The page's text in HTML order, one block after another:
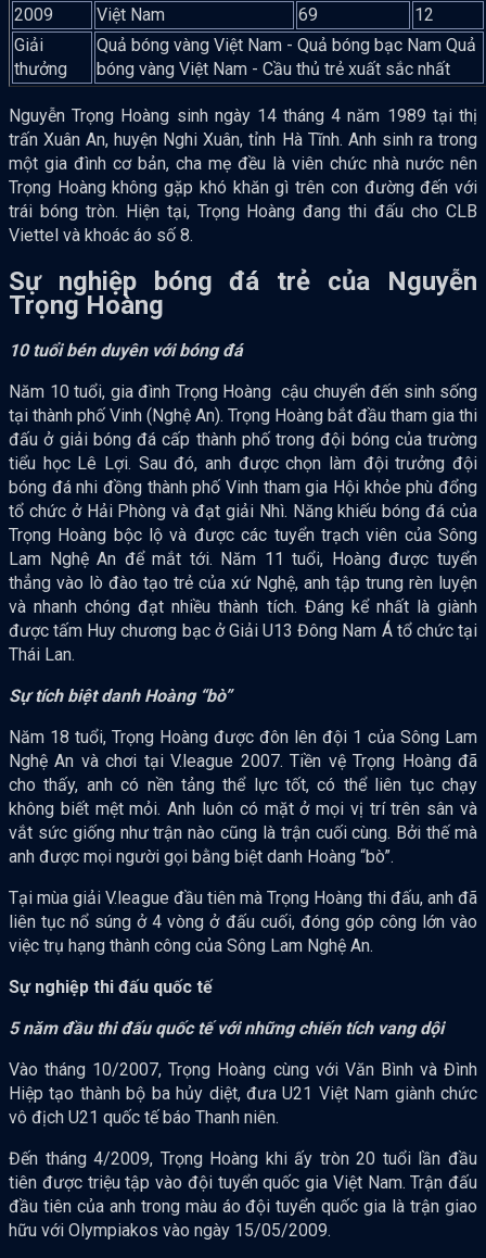
2009
Việt Nam 69
12
Giải
thưởng
Quả bóng vàng Việt Nam - Quả bóng bạc Nam Quả
bóng vàng Việt Nam - Cầu thủ trẻ xuất sắc nhất
Nguyễn Trọng Hoàng sinh ngày 14 tháng 4 năm 1989 tại thị
trấn Xuân An, huyện Nghi Xuân, tỉnh Hà Tĩnh. Anh sinh ra trong
một gia đình cơ bản, cha mẹ đều là viên chức nhà nước nên
Trọng Hoàng không gặp khó khăn gì trên con đường đến với
trái bóng tròn. Hiện tại, Trọng Hoàng đang thi đấu cho CLB
Viettel và khoác áo số 8.
Sự nghiệp bóng đá trẻ của Nguyễn
Trọng Hoàng
10 tuổi bén duyên với bóng đá
Năm 10 tuổi, gia đình Trọng Hoàng cậu chuyển đến sinh sống
tại thành phố Vinh (Nghệ An). Trọng Hoàng bắt đầu tham gia thi
đấu ở giải bóng đá cấp thành phố trong đội bóng của trường
tiểu học Lê Lợi. Sau đó, anh được chọn làm đội trưởng đội
bóng đá nhi đồng thành phố Vinh tham gia Hội khỏe phù đổng
tổ chức ở Hải Phòng và đạt giải Nhì. Năng khiếu bóng đá của
Trọng Hoàng bộc lộ và được các tuyển trạch viên của Sông
Lam Nghệ An để mắt tới. Năm 11 tuổi, Hoàng được tuyển
thẳng vào lò đào tạo trẻ của xứ Nghệ, anh tập trung rèn luyện
và nhanh chóng đạt nhiều thành tích. Đáng kể nhất là giành
được tấm Huy chương bạc ở Giải U13 Đông Nam Á tổ chức tại
Thái Lan.
Sự tích biệt danh Hoàng “bò”
Năm 18 tuổi, Trọng Hoàng được đôn lên đội 1 của Sông Lam
Nghệ An và chơi tại V.league 2007. Tiền vệ Trọng Hoàng đã
cho thấy, anh có nền tảng thể lực tốt, có thể liên tục chạy
không biết mệt mỏi. Anh luôn có mặt ở mọi vị trí trên sân và
vắt sức giống như trận nào cũng là trận cuối cùng. Bởi thế mà
anh được mọi người gọi bằng biệt danh Hoàng “bò”.
Tại mùa giải V.league đầu tiên mà Trọng Hoàng thi đấu, anh đã
liên tục nổ súng ở 4 vòng ở đấu cuối, đóng góp công lớn vào
việc trụ hạng thành công của Sông Lam Nghệ An.
Sự nghiệp thi đấu quốc tế
5 năm đầu thi đấu quốc tế với những chiến tích vang dội
Vào tháng 10/2007, Trọng Hoàng cùng với Văn Bình và Đình
Hiệp tạo thành bộ ba hủy diệt, đưa U21 Việt Nam giành chức
vô địch U21 quốc tế báo Thanh niên.
Đến tháng 4/2009, Trọng Hoàng khi ấy tròn 20 tuổi lần đầu
tiên được triệu tập vào đội tuyển quốc gia Việt Nam. Trận đấu
đầu tiên của anh trong màu áo đội tuyển quốc gia là trận giao
hữu với Olympiakos vào ngày 15/05/2009.